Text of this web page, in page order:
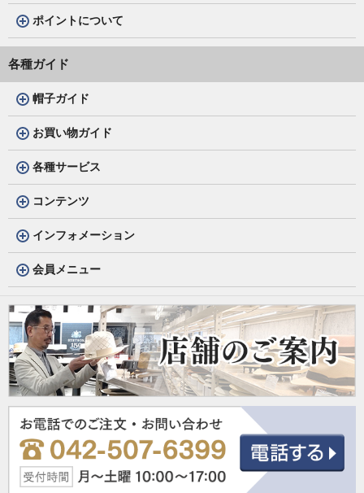
ポイントについて
各種ガイド
帽子ガイド
お買い物ガイド
各種サービス
コンテンツ
インフォメーション
会員メニュー